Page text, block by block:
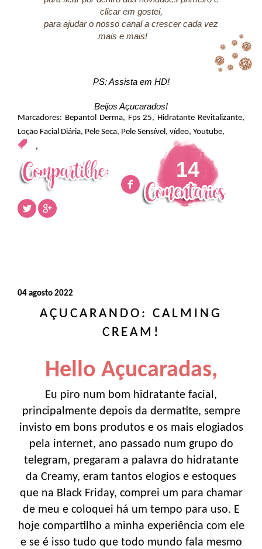
clicar em gostei,
para ajudar o nosso canal a crescer cada vez
mais e mais!
PS: Assista em HD!
Beijos Açucarados!
Marcadores: Bepantol Derma, Fps 25, Hidratante Revitalizante,
Loção Facial Diária, Pele Seca, Pele Sensível , vídeo, Youtube,
,
14
04 agosto 2022
AÇUCARANDO: CALMING
CREAM!
Hello Açucaradas,
Eu piro num bom hidratante facial,
principalmente depois da dermatite, sempre
invisto em bons produtos e os mais elogiados
pela internet, ano passado num grupo do
telegram, pregaram a palavra do hidratante
da Creamy, eram tantos elogios e estoques
que na Black Friday, comprei um para chamar
de meu e coloquei há um tempo para uso. E
hoje compartilho a minha experiência com ele
e se é isso tudo que todo mundo fala mesmo